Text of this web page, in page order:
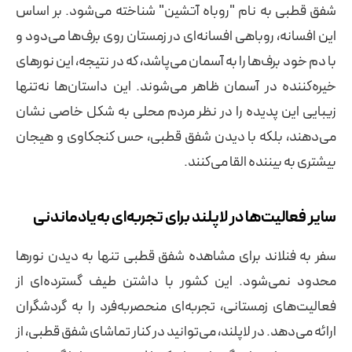
شفق قطبی به نام "روباه آتشین" شناخته می‌شود. بر اساس
این افسانه، روباهی افسانه‌ای در زمستان روی برف‌ها می‌دود و
با دم خود برف‌ها را به آسمان می‌پاشد، که در نتیجه، این نورهای
خیره‌کننده در آسمان ظاهر می‌شوند. این داستان‌ها نه‌تنها
زیبایی این پدیده را در نظر مردم محلی به شکل خاصی نشان
می‌دهند، بلکه با دیدن شفق قطبی، حس کنجکاوی و هیجان
بیشتری به بیننده القا می‌کنند.
سایر فعالیت‌ها در لاپلند برای تجربه‌ای به‌یادماندنی
سفر به فنلاند برای مشاهده شفق قطبی تنها به دیدن نورها
محدود نمی‌شود. این کشور با داشتن طیف گسترده‌ای از
فعالیت‌های زمستانی، تجربه‌ای منحصربه‌فرد را به گردشگران
ارائه می‌دهد. در لاپلند، می‌توانید در کنار تماشای شفق قطبی، از